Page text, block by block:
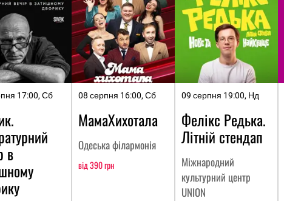
17:00, Сб
в
08 серпня 16:00, Сб
МамаХихотала
Одеська філармонія
від 390 грн
09 серпня 19:00, Нд
Фелікс Редька.
Літній стендап
Міжнародний
культурний центр
UNION